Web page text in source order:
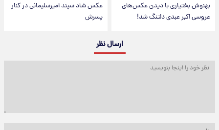
بهنوش بختیاری با دیدن عکس‌های
عروسی اکبر عبدی دلتنگ شد!
عکس شاد سپند امیرسلیمانی در کنار
پسرش
ارسال نظر